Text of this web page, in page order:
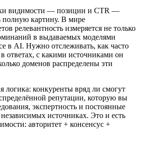
видимости — позиции и CTR —
полную картину. В мире
релевантность измеряется не только
в выдаваемых моделями
в AI. Нужно отслеживать, как часто
ответах, с какими источниками он
доменов распределены эти
логика: конкуренты вряд ли смогут
репутации, которую вы
экспертность и постоянные
источниках. Это и есть
авторитет + консенсус +